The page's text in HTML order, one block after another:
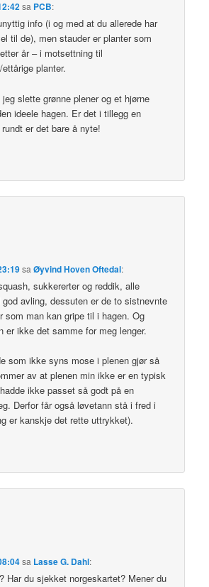
sa PCB:
info (i og med at du allerede har
til de), men stauder er planter som
år – i motsettning til
planter.
slette grønne plener og et hjørne
ideele hagen. Er det i tillegg en
er det bare å nyte!
sa Øyvind Hoven Oftedal:
sukkererter og reddik, alle
avling, dessuten er de to sistnevnte
som man kan gripe til i hagen. Og
er ikke det samme for meg lenger.
som ikke syns mose i plenen gjør så
av at plenen min ikke er en typisk
ikke passet så godt på en
Derfor får også løvetann stå i fred i
er kanskje det rette uttrykket).
sa Lasse G. Dahl:
? Har du sjekket norgeskartet? Mener du